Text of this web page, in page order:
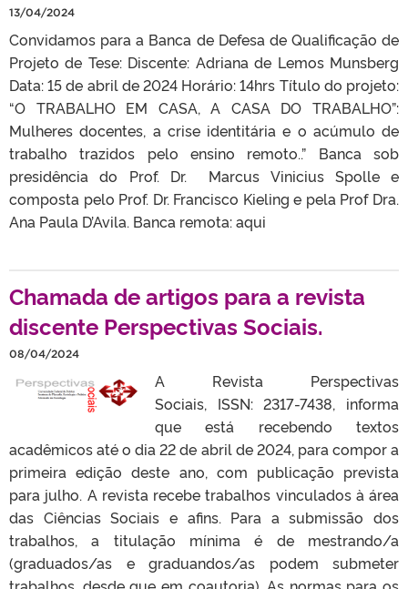
13/04/2024
Convidamos para a Banca de Defesa de Qualificação de
Projeto de Tese: Discente: Adriana de Lemos Munsberg
Data: 15 de abril de 2024 Horário: 14hrs Título do projeto:
“O TRABALHO EM CASA, A CASA DO TRABALHO”:
Mulheres docentes, a crise identitária e o acúmulo de
trabalho trazidos pelo ensino remoto..” Banca sob
presidência do Prof. Dr. Marcus Vinicius Spolle e
composta pelo Prof. Dr. Francisco Kieling e pela Prof Dra.
Ana Paula D’Avila. Banca remota: aqui
Chamada de artigos para a revista
discente Perspectivas Sociais.
08/04/2024
A Revista Perspectivas
Sociais, ISSN: 2317-7438, informa
que está recebendo textos
acadêmicos até o dia 22 de abril de 2024, para compor a
primeira edição deste ano, com publicação prevista
para julho. A revista recebe trabalhos vinculados à área
das Ciências Sociais e afins. Para a submissão dos
trabalhos, a titulação mínima é de mestrando/a
(graduados/as e graduandos/as podem submeter
trabalhos, desde que em coautoria). As normas para os